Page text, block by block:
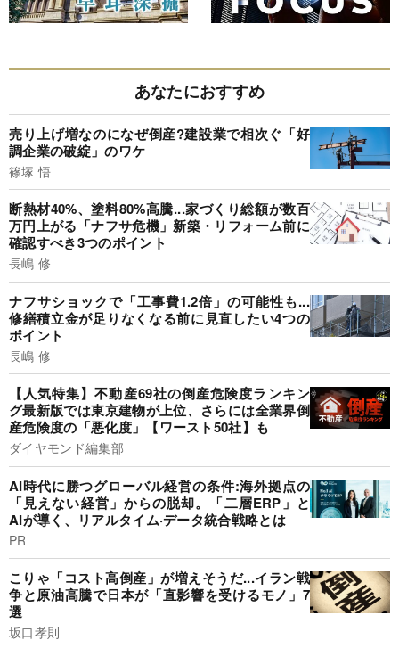
あなたにおすすめ
売り上げ増なのになぜ倒産?建設業で相次ぐ「好
調企業の破綻」のワケ
篠塚 悟
断熱材40%、塗料80%高騰...家づくり総額が数百
万円上がる「ナフサ危機」新築・リフォーム前に
確認すべき3つのポイント
長嶋 修
ナフサショックで「工事費1.2倍」の可能性も...
修繕積立金が足りなくなる前に見直したい4つの
ポイント
長嶋 修
【人気特集】不動産69社の倒産危険度ランキン
グ最新版では東京建物が上位、さらには全業界倒
産危険度の「悪化度」【ワースト50社】も
ダイヤモンド編集部
AI時代に勝つグローバル経営の条件:海外拠点の
「見えない経営」からの脱却。「二層ERP」と
AIが導く、リアルタイム·データ統合戦略とは
PR
こりゃ「コスト高倒産」が増えそうだ...イラン戦
争と原油高騰で日本が「直影響を受けるモノ」7
選
坂口孝則